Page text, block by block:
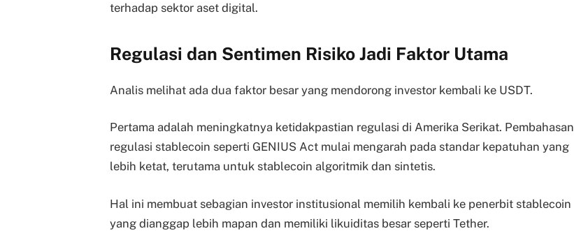
terhadap sektor aset digital.
Regulasi dan Sentimen Risiko Jadi Faktor Utama
Analis melihat ada dua faktor besar yang mendorong investor kembali ke USDT.
Pertama adalah meningkatnya ketidakpastian regulasi di Amerika Serikat. Pembahasan
regulasi stablecoin seperti GENIUS Act mulai mengarah pada standar kepatuhan yang
lebih ketat, terutama untuk stablecoin algoritmik dan sintetis.
Hal ini membuat sebagian investor institusional memilih kembali ke penerbit stablecoin
yang dianggap lebih mapan dan memiliki likuiditas besar seperti Tether.